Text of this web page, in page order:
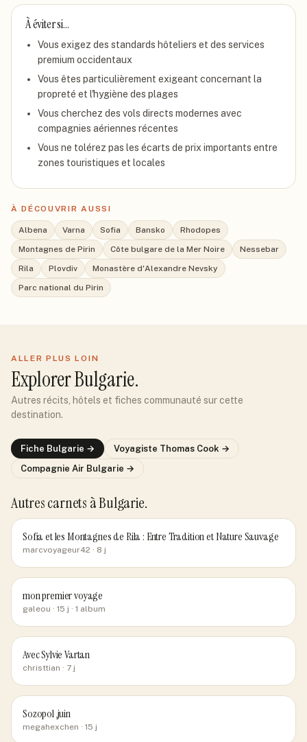
À éviter si…
Vous exigez des standards hôteliers et des services
premium occidentaux
Vous êtes particulièrement exigeant concernant la
propreté et l'hygiène des plages
Vous cherchez des vols directs modernes avec
compagnies aériennes récentes
Vous ne tolérez pas les écarts de prix importants entre
zones touristiques et locales
À DÉCOUVRIR AUSSI
Albena Varna Sofia Bansko
Rhodopes
Montagnes de Pirin
Côte bulgare de la Mer Noire
Nessebar
Rila
Plovdiv
Monastère d'Alexandre Nevsky
Parc national du Pirin
ALLER PLUS LOIN
ExplorerBulgarie.
Autres récits, hôtels et fiches communauté sur cette
destination.
Fiche Bulgarie → Voyagiste Thomas Cook →
Compagnie Air Bulgarie →
Autres carnets à Bulgarie.
Sofia et les Montagnes de Rila : Entre Tradition et Nature Sauvage
marcvoyageur42 · 8 j
mon premier voyage
galeou · 15 j · 1 album
Avec Sylvie Vartan
christtian · 7 j
Sozopol ,juin
megahexchen · 15 j